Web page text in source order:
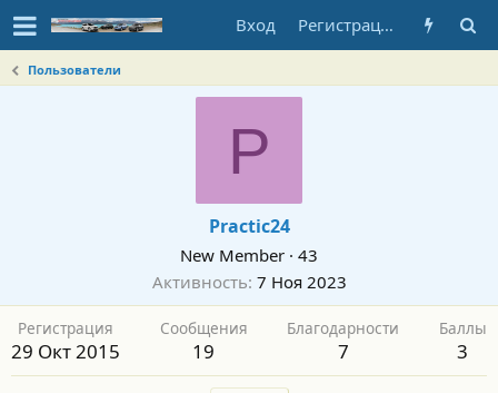
Вход Регистрация
Пользователи
P
Practic24
New Member · 43
Активность 7 Ноя 2023
Регистрация
29 Окт 2015
Сообщения
19
Благодарности
7
Баллы
3